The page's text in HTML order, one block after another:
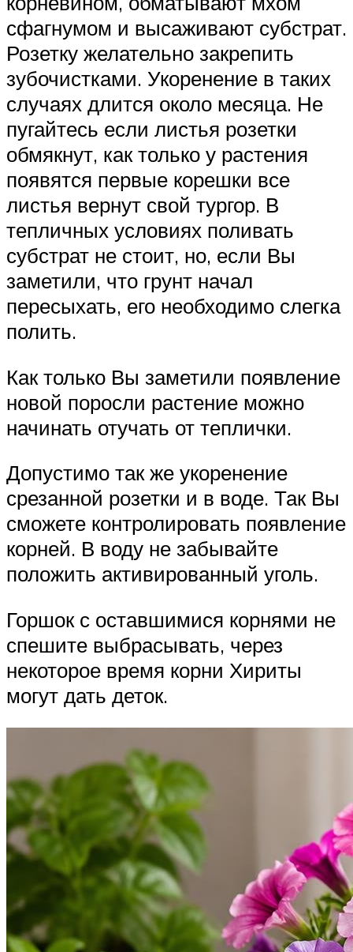
сфагнумом и высаживают субстрат.
Розетку желательно закрепить
зубочистками. Укоренение в таких
случаях длится около месяца. Не
пугайтесь если листья розетки
обмякнут, как только у растения
появятся первые корешки все
листья вернут свой тургор. В
тепличных условиях поливать
субстрат не стоит, но, если Вы
заметили, что грунт начал
пересыхать, его необходимо слегка
полить.
Как только Вы заметили появление
новой поросли растение можно
начинать отучать от теплички.
Допустимо так же укоренение
срезанной розетки и в воде. Так Вы
сможете контролировать появление
корней. В воду не забывайте
положить активированный уголь.
Горшок с оставшимися корнями не
спешите выбрасывать, через
некоторое время корни Хириты
могут дать деток.